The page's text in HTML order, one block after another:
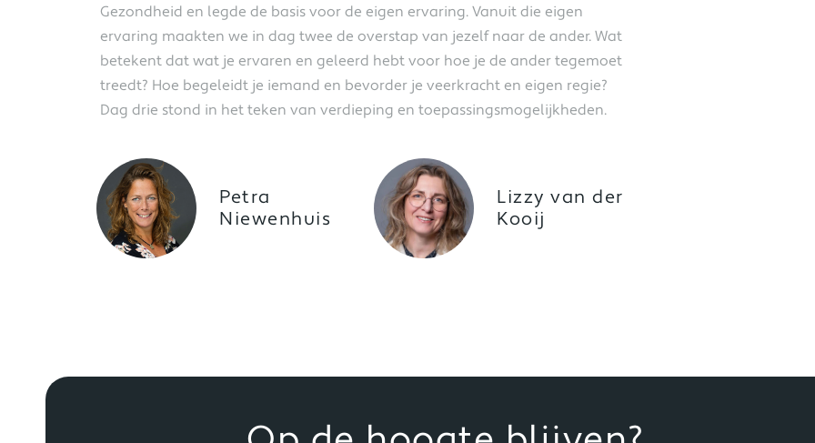
Gezondheid en legde de basis voor de eigen ervaring. Vanuit die eigen
ervaring maakten we in dag twee de overstap van jezelf naar de ander. Wat
betekent dat wat je ervaren en geleerd hebt voor hoe je de ander tegemoet
treedt? Hoe begeleidt je iemand en bevorder je veerkracht en eigen regie?
Dag drie stond in het teken van verdieping en toepassingsmogelijkheden.
Petra
Niewenhuis
Lizzy van der
Kooij